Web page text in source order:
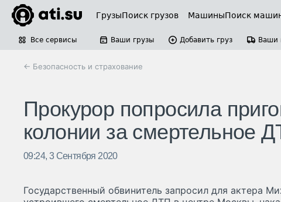
ГрузыПоиск грузов МашиныПоиск
Все сервисы Ваши грузы Добавить груз Ваши
← Безопасность и страхование
Прокурор попросила
колонии за смертельное
09:24, 3 Сентября 2020
Государственный обвинитель запросил для актера